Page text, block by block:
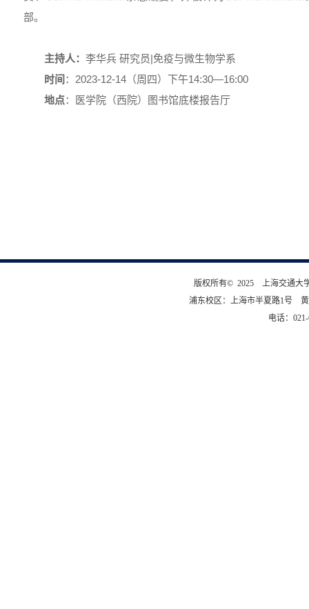
版权所有© 2025 上海交通大
浦东校区：上海市半夏路1号
电话：
部。
主持人： 李华兵 研究员|免疫与微生物学系
时间 ：2023-12-14（周四）下午14:30—16:00
地点：医学院（西院）图书馆底楼报告厅